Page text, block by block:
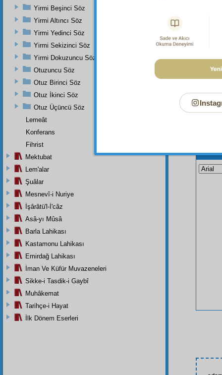
Yirmi Beşinci Söz
Yirmi Altıncı Söz
Yirmi Yedinci Söz
Yirmi Sekizinci Söz
Yirmi Dokuzuncu Söz
Otuzuncu Söz
Otuz Birinci Söz
Otuz İkinci Söz
Otuz Üçüncü Söz
Lemeât
Konferans
Fihrist
Mektubat
Lem'alar
Şuâlar
Mesnevî-i Nuriye
İşârâtü'l-İ'câz
Asâ-yı Mûsâ
Barla Lahikası
Kastamonu Lahikası
Emirdağ Lahikası
İman Ve Küfür Muvazeneleri
Sikke-i Tasdik-i Gaybî
Muhâkemat
Tarihçe-i Hayat
İlk Dönem Eserleri